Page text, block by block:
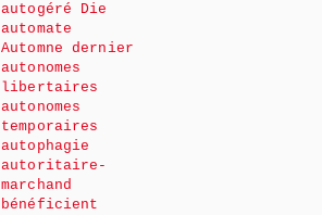
autogéré Die
automate
Automne dernier
autonomes
libertaires
autonomes
temporaires
autophagie
autoritaire-
marchand
bénéficient